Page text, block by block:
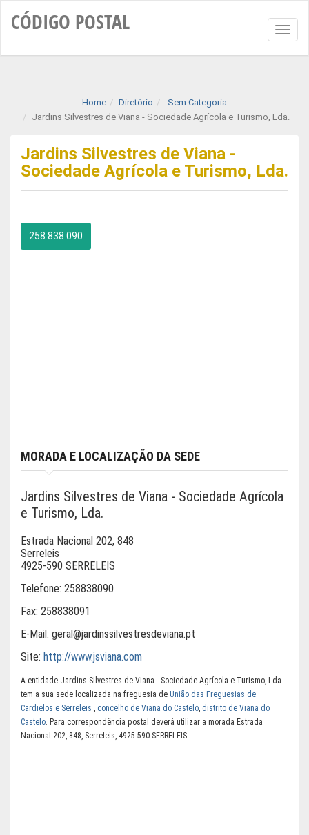
CÓDIGO POSTAL
Home Diretório
Sem Categoria
Jardins Silvestres de Viana - Sociedade Agrícola e Turismo, Lda.
Jardins Silvestres de Viana -
Sociedade Agrícola e Turismo, Lda.
258 838 090
MORADA E LOCALIZAÇÃO DA SEDE
Jardins Silvestres de Viana - Sociedade Agrícola
e Turismo, Lda.
Estrada Nacional 202, 848
Serreleis
4925-590 SERRELEIS
Telefone: 258838090
Fax: 258838091
E-Mail: geral@jardinssilvestresdeviana.pt
Site: http://www.jsviana.com
A entidade Jardins Silvestres de Viana - Sociedade Agrícola e Turismo, Lda.
tem a sua sede localizada na freguesia de União das Freguesias de
Cardielos e Serreleis , concelho de Viana do Castelo, distrito de Viana do
Castelo. Para correspondência postal deverá utilizar a morada Estrada
Nacional 202, 848, Serreleis, 4925-590 SERRELEIS.